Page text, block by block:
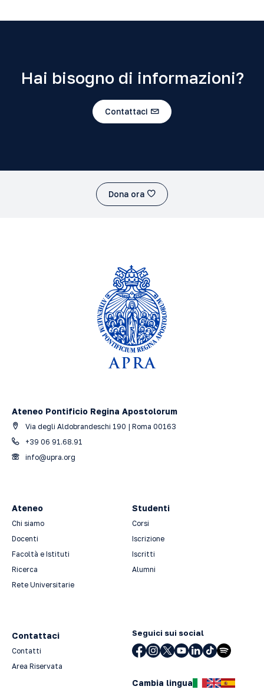
Hai bisogno di informazioni?
Contattaci
Dona ora
Ateneo Pontificio Regina Apostolorum
Via degli Aldobrandeschi 190 | Roma 00163
+39 06 91.68.91
info@upra.org
Ateneo
Chi siamo
Docenti
Facoltà e Istituti
Ricerca
Rete Universitarie
Studenti
Corsi
Iscrizione
Iscritti
Alumni
Contattaci
Contatti
Area Riservata
Seguici sui social
Cambia lingua